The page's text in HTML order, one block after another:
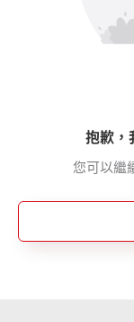
抱歉，
您可以繼